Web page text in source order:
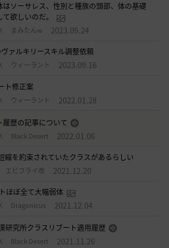
はソーサレス、性別と種族の頭部、体の基礎
欲しいのだ。
まみたんw 2023.09.24
ァルキリースキル調整依頼
ウィーラント 2023.09.16
ト修正案
ウィーラント 2022.01.28
履歴の記事について
Black Desert 2022.01.06
縮を約束されていたクラスがあるらしい
エビフライ改 2021.12.20
ほぼ全て大幅弱体
Dragonicus 2021.12.04
研究所クラスリブート適用履歴
Black Desert 2021.11.26